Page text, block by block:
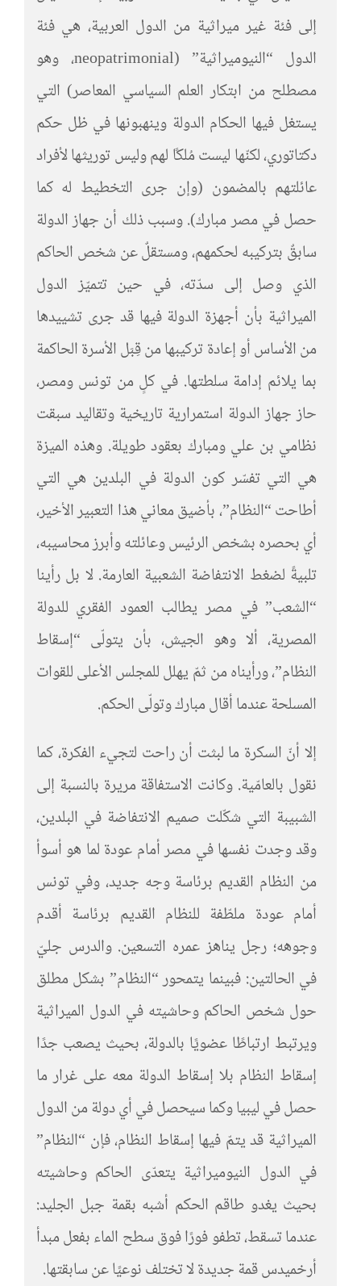
إلى فئة غير ميراثية من الدول العربية، هي فئة
الدول “النيوميراثية” (neopatrimonial، وهو
مصطلح من ابتكار العلم السياسي المعاصر) التي
يستغل فيها الحكام الدولة وينهبونها في ظل حكم
دكتاتوري، لكنّها ليست مُلكًا لهم وليس توريثها لأفراد
عائلتهم بالمضمون (وإن جرى التخطيط له كما
حصل في مصر مبارك). وسبب ذلك أن جهاز الدولة
سابقٌ بتركيبه لحكمهم، ومستقلٌ عن شخص الحاكم
الذي وصل إلى سدّته، في حين تتميّز الدول
الميراثية بأن أجهزة الدولة فيها قد جرى تشييدها
من الأساس أو إعادة تركيبها من قِبَل الأسرة الحاكمة
بما يلائم إدامة سلطتها. في كلٍ من تونس ومصر،
حاز جهاز الدولة استمرارية تاريخية وتقاليد سبقت
نظامي بن علي ومبارك بعقود طويلة. وهذه الميزة
هي التي تفسّر كون الدولة في البلدين هي التي
أطاحت “النظام”، بأضيق معاني هذا التعبير الأخير،
أي بحصره بشخص الرئيس وعائلته وأبرز محاسيبه،
تلبيةً لضغط الانتفاضة الشعبية العارمة. لا بل رأينا
“الشعب” في مصر يطالب العمود الفقري للدولة
المصرية، ألا وهو الجيش، بأن يتولّى “إسقاط
النظام”، ورأيناه من ثمّ يهلل للمجلس الأعلى للقوات
المسلحة عندما أقال مبارك وتولّى الحكم.
إلا أنّ السكرة ما لبثت أن راحت لتجيء الفكرة، كما
نقول بالعامّية. وكانت الاستفاقة مريرة بالنسبة إلى
الشبيبة التي شكّلت صميم الانتفاضة في البلدين،
وقد وجدت نفسها في مصر أمام عودة لما هو أسوأ
من النظام القديم برئاسة وجه جديد، وفي تونس
أمام عودة ملطّفة للنظام القديم برئاسة أقدم
وجوهه؛ رجل يناهز عمره التسعين. والدرس جليّ
في الحالتين: فبينما يتمحور “النظام” بشكل مطلق
حول شخص الحاكم وحاشيته في الدول الميراثية
ويرتبط ارتباطًا عضويًا بالدولة، بحيث يصعب جدًا
إسقاط النظام بلا إسقاط الدولة معه على غرار ما
حصل في ليبيا وكما سيحصل في أي دولة من الدول
الميراثية قد يتمّ فيها إسقاط النظام، فإن “النظام”
في الدول النيوميراثية يتعدّى الحاكم وحاشيته
بحيث يغدو طاقم الحكم أشبه بقمة جبل الجليد:
عندما تسقط، تطفو فورًا فوق سطح الماء بفعل مبدأ
أرخميدس قمة جديدة لا تختلف نوعيًا عن سابقتها.